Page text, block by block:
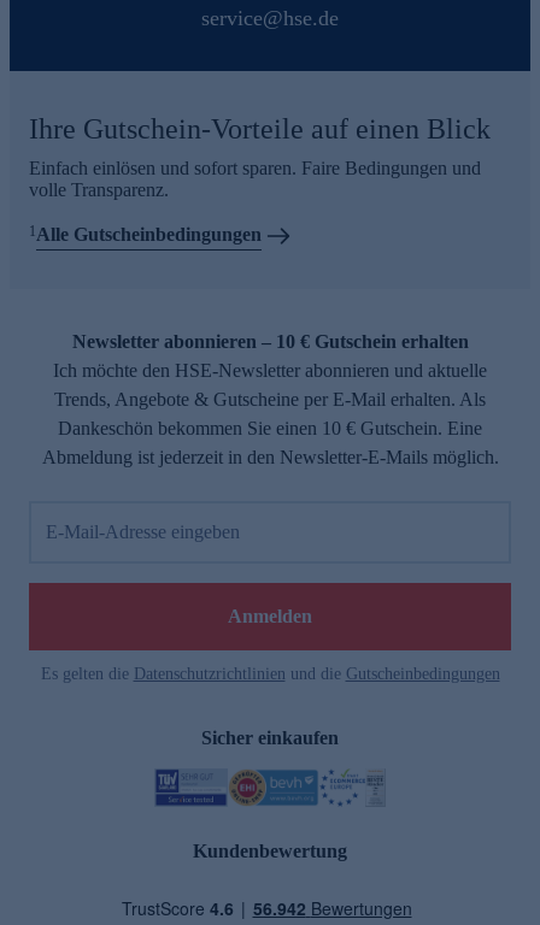
service@hse.de
Ihre Gutschein-Vorteile auf einen Blick
Einfach einlösen und sofort sparen. Faire Bedingungen und
volle Transparenz.
1 Alle Gutscheinbedingungen
Newsletter abonnieren – 10 € Gutschein erhalten
Ich möchte den HSE-Newsletter abonnieren und aktuelle
Trends, Angebote & Gutscheine per E-Mail erhalten. Als
Dankeschön bekommen Sie einen 10 € Gutschein. Eine
Abmeldung ist jederzeit in den Newsletter-E-Mails möglich.
E-Mail-Adresse eingeben
Anmelden
Es gelten die Datenschutzrichtlinien und die Gutscheinbedingungen
Sicher einkaufen
Kundenbewertung